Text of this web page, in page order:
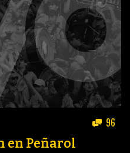
96
en Peñarol